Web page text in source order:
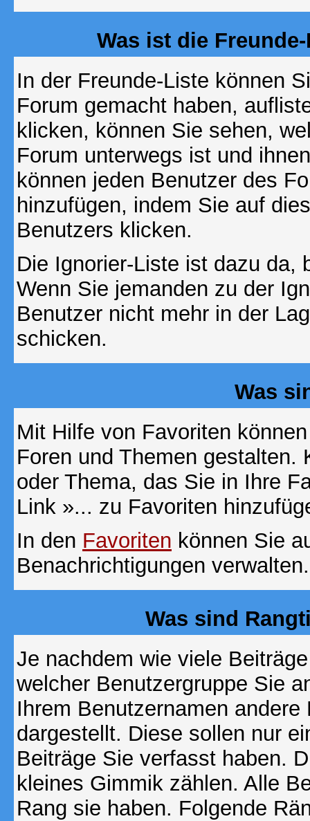
Was ist die
In der Freunde-Liste können
Forum gemacht haben,
klicken, können Sie sehen,
Forum unterwegs ist und
können jeden Benutzer des
hinzufügen, indem Sie auf
Benutzers klicken.
Die Ignorier-Liste ist dazu da,
Wenn Sie jemanden zu der
Benutzer nicht mehr in der
schicken.
Was
Mit Hilfe von Favoriten
Foren und Themen
oder Thema, das Sie in Ihre
Link »... zu Favoriten
In den Favoriten können Sie
Benachrichtigungen verwalten.
Was sind
Je nachdem wie viele
welcher Benutzergruppe Sie
Ihrem Benutzernamen
dargestellt. Diese sollen nur
Beiträge Sie verfasst haben.
kleines Gimmik zählen. Alle
Rang sie haben. Folgende